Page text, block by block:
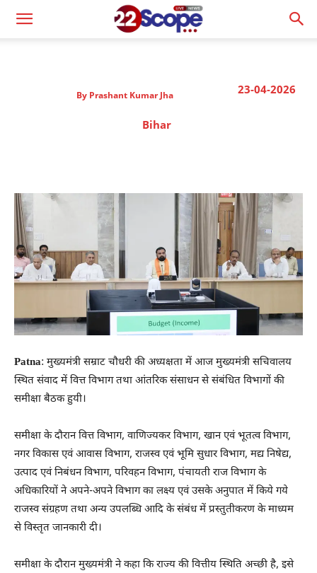
23-04-2026
By Prashant Kumar Jha
Bihar
Patna: मुख्यमंत्री सम्राट चौधरी की अध्यक्षता में आज मुख्यमंत्री सचिवालय
स्थित संवाद में वित्त विभाग तथा आंतरिक संसाधन से संबंधित विभागों की
समीक्षा बैठक हुयी।
समीक्षा के दौरान वित्त विभाग, वाणिज्यकर विभाग, खान एवं भूतत्व विभाग,
नगर विकास एवं आवास विभाग, राजस्व एवं भूमि सुधार विभाग, मद्य निषेद्य,
उत्पाद एवं निबंधन विभाग, परिवहन विभाग, पंचायती राज विभाग के
अधिकारियों ने अपने-अपने विभाग का लक्ष्य एवं उसके अनुपात में किये गये
राजस्व संग्रहण तथा अन्य उपलब्धि आदि के संबंध में प्रस्तुतीकरण के माध्यम
से विस्तृत जानकारी दी।
समीक्षा के दौरान मुख्यमंत्री ने कहा कि राज्य की वित्तीय स्थिति अच्छी है, इसे